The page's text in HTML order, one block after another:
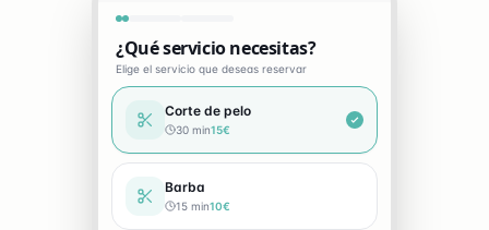
necesitas?
que deseas reservar